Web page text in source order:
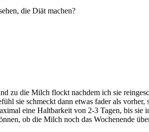
die Diät machen?
zu die Milch flockt nachdem ich sie
sie schmeckt dann etwas fader als vorher,
eine Haltbarkeit von 2-3 Tagen, bis sie
ob die Milch noch das Wochenende